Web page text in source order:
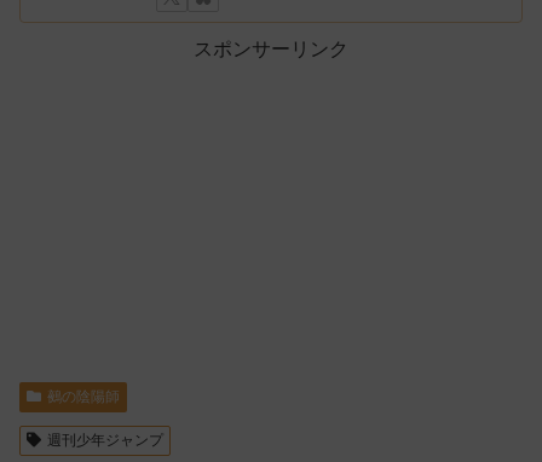
スポンサーリンク
鵺の陰陽師
週刊少年ジャンプ